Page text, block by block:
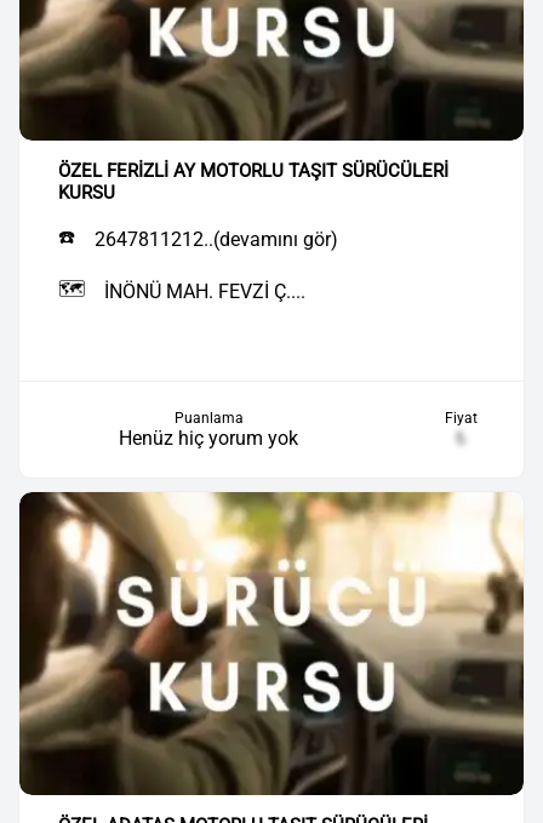
ÖZEL FERİZLİ AY MOTORLU TAŞIT SÜRÜCÜLERİ
KURSU
☎️ 2647811212..(devamını gör)
🗺️ İNÖNÜ MAH. FEVZİ Ç....
Puanlama
Henüz hiç yorum yok
Fiyat
₺